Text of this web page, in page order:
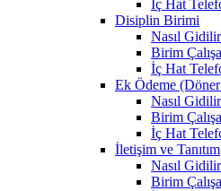
İç Hat
Disiplin Birimi
Nasıl
Birim
İç Hat
Ek Ödeme
Nasıl
Birim
İç Hat
İletişim ve Tanıtım
Nasıl
Birim